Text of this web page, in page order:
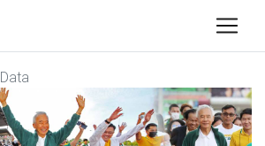
Data